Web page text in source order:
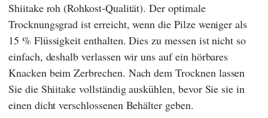
Shiitake roh (Rohkost-Qualität). Der optimale
Trocknungsgrad ist erreicht, wenn die Pilze weniger als
15 % Flüssigkeit enthalten. Dies zu messen ist nicht so
einfach, deshalb verlassen wir uns auf ein hörbares
Knacken beim Zerbrechen. Nach dem Trocknen lassen
Sie die Shiitake vollständig auskühlen, bevor Sie sie in
einen dicht verschlossenen Behälter geben.